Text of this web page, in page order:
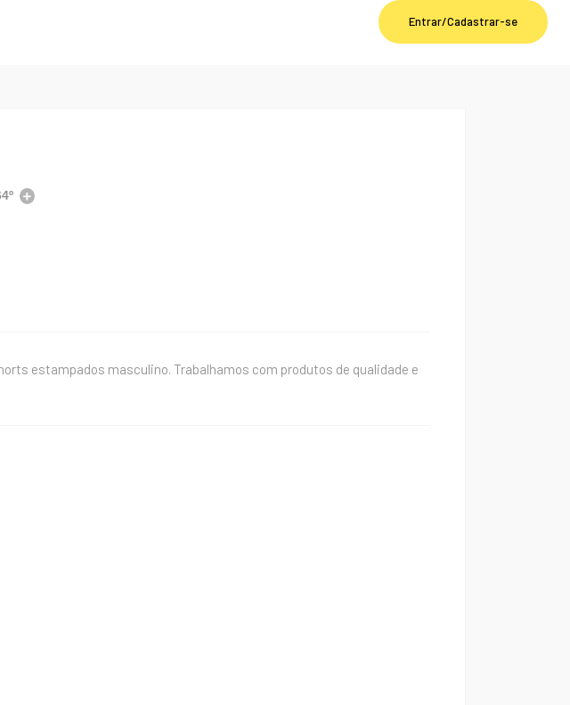
Entrar/Cadastrar-se
estampados masculino. Trabalhamos com produtos de qualidade e